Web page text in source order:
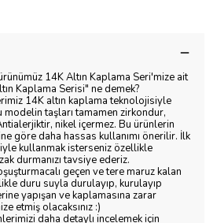
14K Altın Kaplama Seri'mize ait
Kaplama Serisi" ne demek?
14K altın kaplama teknolojisiyle
taşları tamamen zirkondur,
nikel içermez. Bu ürünlerin
göre daha hassas kullanımı önerilir. İlk
kullanmak isterseniz özellikle
durmanızı tavsiye ederiz.
geçen ve tere maruz kalan
duru suyla durulayıp, kurulayıp
yapışan ve kaplamasına zarar
etmiş olacaksınız :)
daha detaylı incelemek için